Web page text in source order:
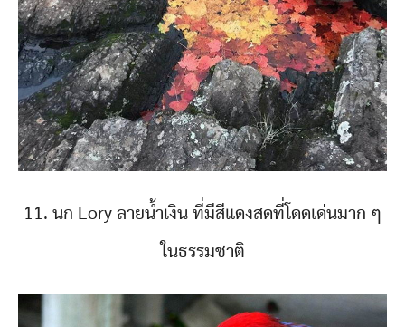
11. นก Lory ลายน้ำเงิน ที่มีสีแดงสดที่โดดเด่นมาก ๆ
ในธรรมชาติ